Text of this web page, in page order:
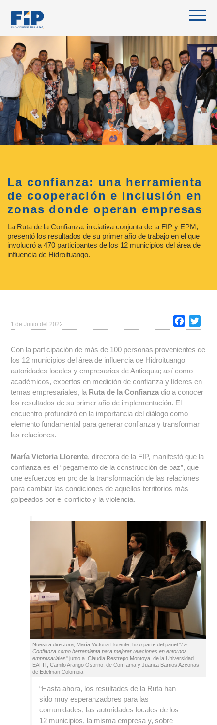
content
La confianza: una herramienta
de cooperación e inclusión en
zonas donde operan empresas
La Ruta de la Confianza, iniciativa conjunta de la FIP y EPM,
presentó los resultados de su primer año de trabajo en el que
involucró a 470 participantes de los 12 municipios del área de
influencia de Hidroituango.
1 de Junio del 2022
Con la participación de más de 100 personas provenientes de
los 12 municipios del área de influencia de Hidroituango,
autoridades locales y empresarios de Antioquia; así como
académicos, expertos en medición de confianza y líderes en
temas empresariales, la Ruta de la Confianza dio a conocer
los resultados de su primer año de implementación. El
encuentro profundizó en la importancia del diálogo como
elemento fundamental para generar confianza y transformar
las relaciones.
María Victoria Llorente, directora de la FIP, manifestó que la
confianza es el “pegamento de la construcción de paz”, que
une esfuerzos en pro de la transformación de las relaciones
para cambiar las condiciones de aquellos territorios más
golpeados por el conflicto y la violencia.
​​Nuestra directora, María Victoria Llorente, hizo parte del panel "La
Confianza como herramienta para mejorar relaciones en entornos
empresariales" junto a Claudia Restrepo Montoya, de la Universidad
EAFIT, Camilo Arango Osorno, de Comfama y Juanita Barrios Azconas
de Edelman Colombia
“Hasta ahora, los resultados de la Ruta han
sido muy esperanzadores para las
comunidades, las autoridades locales de los
12 municipios, la misma empresa y, sobre